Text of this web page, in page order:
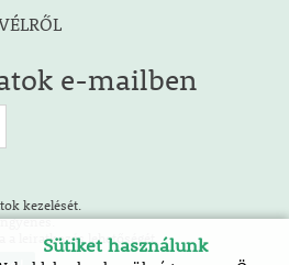
e-mailben
kezelését.
leiratkozás lehetőségét.
Sütiket használunk